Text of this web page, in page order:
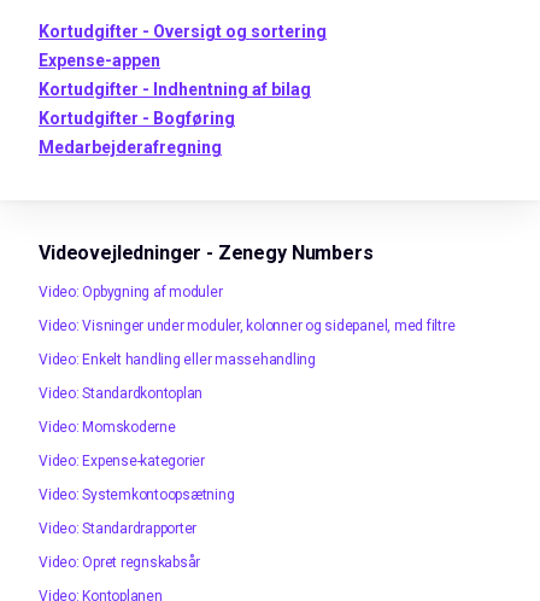
Kortudgifter - Oversigt og sortering
Expense-appen
Kortudgifter - Indhentning af bilag
Kortudgifter - Bogføring
Medarbejderafregning
Videovejledninger - Zenegy Numbers
Video: Opbygning af moduler
Video: Visninger under moduler, kolonner og sidepanel, med filtre
Video: Enkelt handling eller massehandling
Video: Standardkontoplan
Video: Momskoderne
Video: Expense-kategorier
Video: Systemkontoopsætning
Video: Standardrapporter
Video: Opret regnskabsår
Video: Kontoplanen